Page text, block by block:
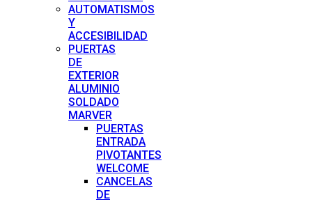
AUTOMATISMOS
Y
ACCESIBILIDAD
PUERTAS
DE
EXTERIOR
ALUMINIO
SOLDADO
MARVER
PUERTAS
ENTRADA
PIVOTANTES
WELCOME
CANCELAS
DE